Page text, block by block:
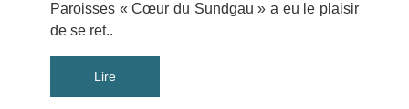
Paroisses « Cœur du Sundgau » a eu le plaisir
de se ret..